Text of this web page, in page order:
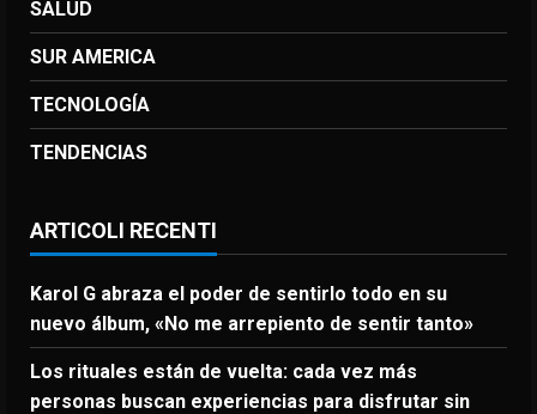
SALUD
SUR AMERICA
TECNOLOGÍA
TENDENCIAS
ARTICOLI RECENTI
Karol G abraza el poder de sentirlo todo en su
nuevo álbum, «No me arrepiento de sentir tanto»
Los rituales están de vuelta: cada vez más
personas buscan experiencias para disfrutar sin